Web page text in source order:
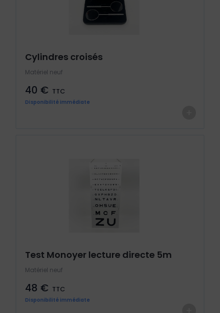
Cylindres croisés
Matériel neuf
40 € TTC
Disponibilité immédiate
Test Monoyer lecture directe 5m
Matériel neuf
48 € TTC
Disponibilité immédiate